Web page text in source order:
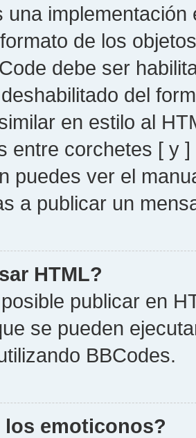
una
de los
debe ser
del
en estilo al
entre corchetes [ y
puedes ver el
a publicar un
HTML?
publicar en
se pueden
BBCodes.
los emoticonos?